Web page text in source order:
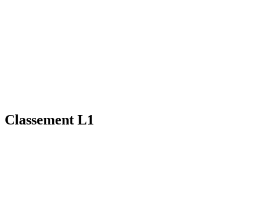
Classement L1